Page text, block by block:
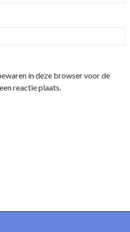
in deze browser voor de
reactie plaats.